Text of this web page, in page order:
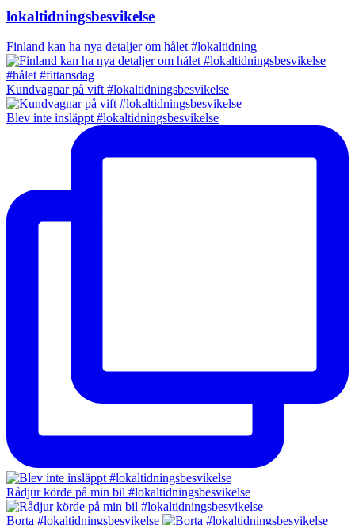
lokaltidningsbesvikelse
Finland kan ha nya detaljer om hålet #lokaltidning
Kundvagnar på vift #lokaltidningsbesvikelse
Blev inte insläppt #lokaltidningsbesvikelse
Rådjur körde på min bil #lokaltidningsbesvikelse
Borta #lokaltidningsbesvikelse